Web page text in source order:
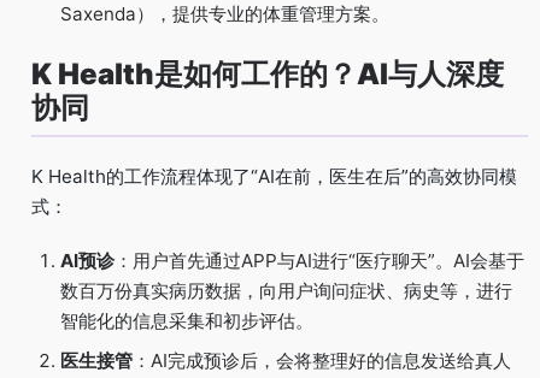
Saxenda），提供专业的体重管理方案。
K Health是如何工作的？AI与人深度
协同
K Health的工作流程体现了“AI在前，医生在后”的高效协同模
式：
AI预诊：用户首先通过APP与AI进行“医疗聊天”。AI会基于
数百万份真实病历数据，向用户询问症状、病史等，进行
智能化的信息采集和初步评估。
医生接管 ：AI完成预诊后，会将整理好的信息发送给真人